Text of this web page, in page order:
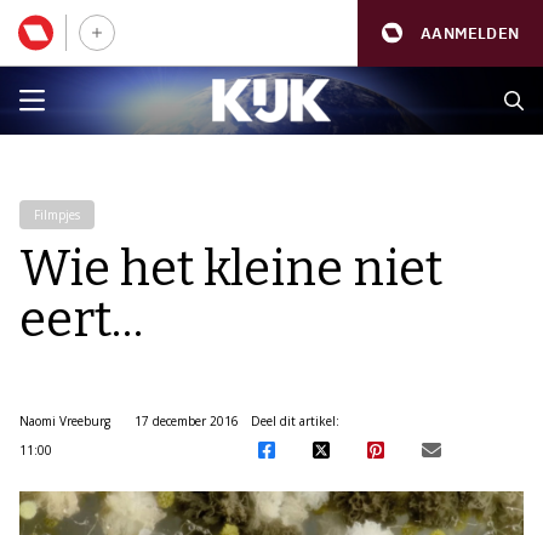
AANMELDEN
Filmpjes
Wie het kleine niet
eert…
Naomi Vreeburg
17 december 2016
11:00
Deel dit artikel: